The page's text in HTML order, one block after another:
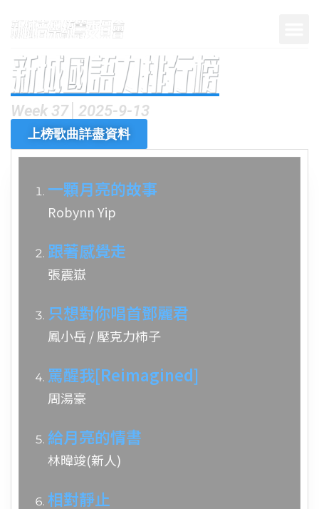
Week 37│2025-9-13
上榜歌曲詳盡資料
一顆月亮的故事
Robynn Yip
跟著感覺走
張震嶽
只想對你唱首鄧麗君
鳳小岳 / 壓克力柿子
罵醒我[Reimagined]
周湯豪
給月亮的情書
林暐竣(新人)
相對靜止